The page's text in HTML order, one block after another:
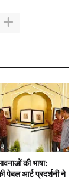
की भाषा:
पेबल आर्ट प्रदर्शनी ने